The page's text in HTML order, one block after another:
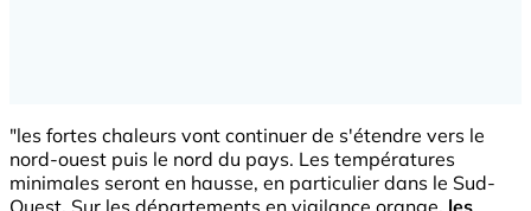
"les fortes chaleurs vont continuer de s'étendre vers le
nord-ouest puis le nord du pays. Les températures
minimales seront en hausse, en particulier dans le Sud-
Ouest. Sur les départements en vigilance orange, les